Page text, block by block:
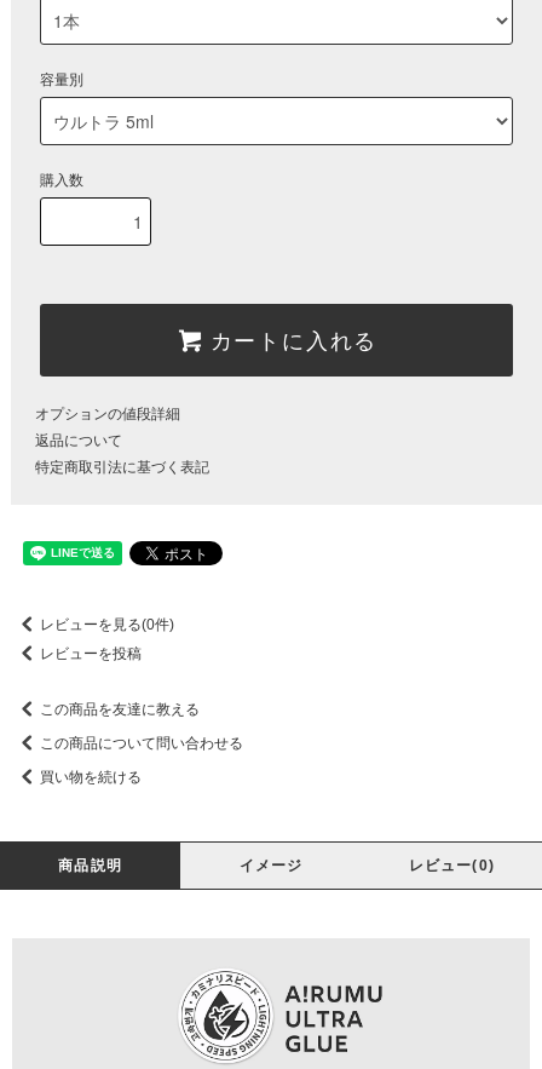
容量別
購入数
カートに入れる
オプションの値段詳細
返品について
特定商取引法に基づく表記
レビューを見る(0件)
レビューを投稿
この商品を友達に教える
この商品について問い合わせる
買い物を続ける
商品説明 イメージ レビュー(0)